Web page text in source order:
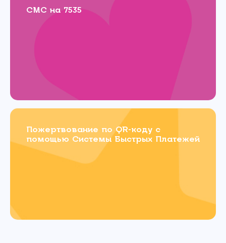
СМС на 7535
Пожертвование по QR-коду с
помощью Системы Быстрых Платежей